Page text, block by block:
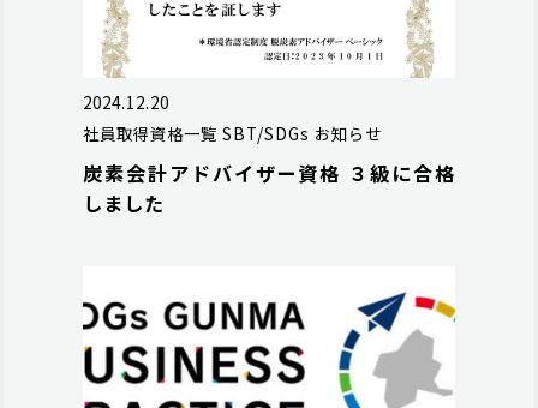
2024.12.20
社員取得資格一覧 SBT/SDGs お知らせ
炭素会計アドバイザー資格 ３級に合格
しました